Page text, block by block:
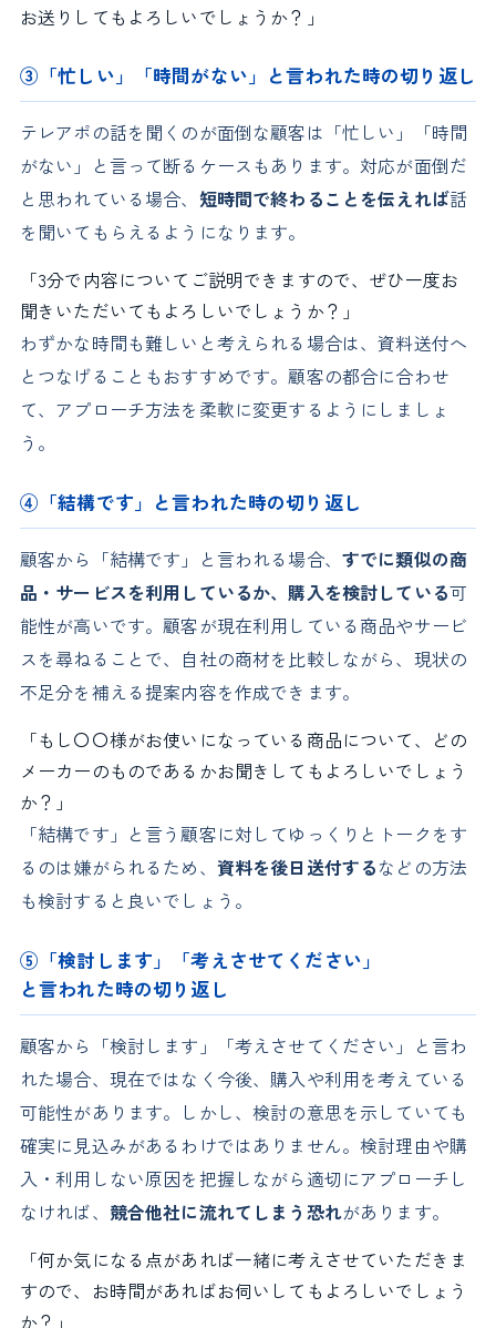
お送りしてもよろしいでしょうか？」
③「忙しい」「時間がない」と言われた時の切り返し
テレアポの話を聞くのが面倒な顧客は「忙しい」「時間
がない」と言って断るケースもあります。対応が面倒だ
と思われている場合、 短時間で終わることを伝えれば話
を聞いてもらえるようになります。
「3分で内容についてご説明できますので、ぜひ一度お
聞きいただいてもよろしいでしょうか？」
わずかな時間も難しいと考えられる場合は、資料送付へ
とつなげることもおすすめです。顧客の都合に合わせ
て、アプローチ方法を柔軟に変更するようにしましょ
う。
④「結構です」と言われた時の切り返し
顧客から「結構です」と言われる場合、 すでに類似の商
品・サービスを利用しているか、購入を検討している可
能性が高いです。顧客が現在利用している商品やサービ
スを尋ねることで、自社の商材を比較しながら、現状の
不足分を補える提案内容を作成できます。
「もし〇〇様がお使いになっている商品について、どの
メーカーのものであるかお聞きしてもよろしいでしょう
か？」
「結構です」と言う顧客に対してゆっくりとトークをす
るのは嫌がられるため、 資料を後日送付するなどの方法
も検討すると良いでしょう。
⑤「検討します」「考えさせてください」
と言われた時の切り返し
顧客から「検討します」「考えさせてください」と言わ
れた場合、現在ではなく今後、購入や利用を考えている
可能性があります。しかし、検討の意思を示していても
確実に見込みがあるわけではありません。検討理由や購
入・利用しない原因を把握しながら適切にアプローチし
なければ、 競合他社に流れてしまう恐れがあります。
「何か気になる点があれば一緒に考えさせていただきま
すので、お時間があればお伺いしてもよろしいでしょう
か？」